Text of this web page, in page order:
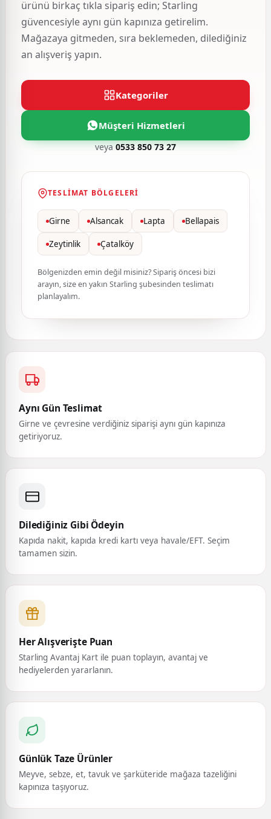
ürünü birkaç tıkla sipariş edin; Starling
güvencesiyle aynı gün kapınıza getirelim.
Mağazaya gitmeden, sıra beklemeden, dilediğiniz
an alışveriş yapın.
Kategoriler
Müşteri Hizmetleri
veya0533 850 73 27
TESLIMAT BÖLGELERI
Girne Alsancak Lapta Bellapais
Zeytinlik Çatalköy
Bölgenizden emin değil misiniz? Sipariş öncesi bizi
arayın, size en yakın Starling şubesinden teslimatı
planlayalım.
Aynı Gün Teslimat
Girne ve çevresine verdiğiniz siparişi aynı gün kapınıza
getiriyoruz.
Dilediğiniz Gibi Ödeyin
Kapıda nakit, kapıda kredi kartı veya havale/EFT. Seçim
tamamen sizin.
Her Alışverişte Puan
Starling Avantaj Kart ile puan toplayın, avantaj ve
hediyelerden yararlanın.
Günlük Taze Ürünler
Meyve, sebze, et, tavuk ve şarküteride mağaza tazeliğini
kapınıza taşıyoruz.